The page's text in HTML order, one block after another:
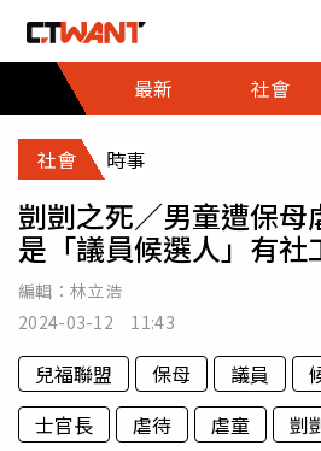
最新
社會
社會 時事
剴剴之死／男童遭保
是「議員候選人」有社
編輯： 林立浩
2024-03-12 11:43
兒福聯盟 保母 議員
士官長
虐待 虐童 剴